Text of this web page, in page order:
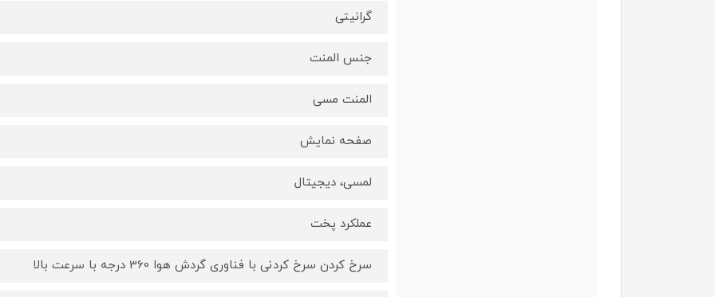
گرانیتی
جنس المنت
المنت مسی
صفحه نمایش
لمسی، دیجیتال
عملکرد پخت
سرخ کردن سرخ کردنی با فناوری گردش هوا 360 درجه با سرعت بالا